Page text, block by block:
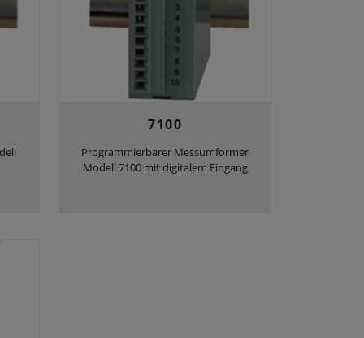
7100
Programmierbarer Messumformer
Modell 7100 mit digitalem Eingang